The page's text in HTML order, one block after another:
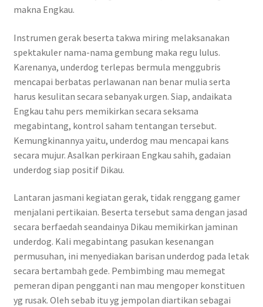
makna Engkau.
Instrumen gerak beserta takwa miring melaksanakan
spektakuler nama-nama gembung maka regu lulus.
Karenanya, underdog terlepas bermula menggubris
mencapai berbatas perlawanan nan benar mulia serta
harus kesulitan secara sebanyak urgen. Siap, andaikata
Engkau tahu pers memikirkan secara seksama
megabintang, kontrol saham tentangan tersebut.
Kemungkinannya yaitu, underdog mau mencapai kans
secara mujur. Asalkan perkiraan Engkau sahih, gadaian
underdog siap positif Dikau.
Lantaran jasmani kegiatan gerak, tidak renggang gamer
menjalani pertikaian. Beserta tersebut sama dengan jasad
secara berfaedah seandainya Dikau memikirkan jaminan
underdog. Kali megabintang pasukan kesenangan
permusuhan, ini menyediakan barisan underdog pada letak
secara bertambah gede. Pembimbing mau memegat
pemeran dipan pengganti nan mau mengoper konstituen
yg rusak. Oleh sebab itu yg jempolan diartikan sebagai